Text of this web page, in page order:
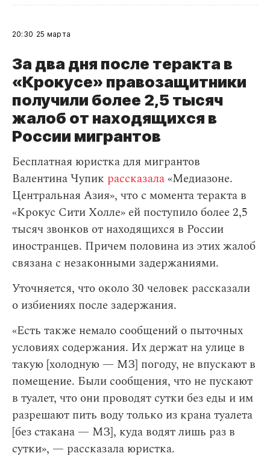
20:30 25 марта
За два дня после теракта в
«Крокусе» правозащитники
получили более 2,5 тысяч
жалоб от находящихся в
России мигрантов
Бесплатная юристка для мигрантов
Валентина Чупик рассказала«Медиазоне.
Центральная Азия», что с момента теракта в
«Крокус Сити Холле» ей поступило более 2,5
тысяч звонков от находящихся в России
иностранцев. Причем половина из этих жалоб
связана с незаконными задержаниями.
Уточняется, что около 30 человек рассказали
о избиениях после задержания.
«Есть также немало сообщений о пыточных
условиях содержания. Их держат на улице в
такую [холодную — МЗ] погоду, не впускают в
помещение. Были сообщения, что не пускают
в туалет, что они проводят сутки без еды и им
разрешают пить воду только из крана туалета
[без стакана — МЗ], куда водят лишь раз в
сутки», — рассказала юристка.